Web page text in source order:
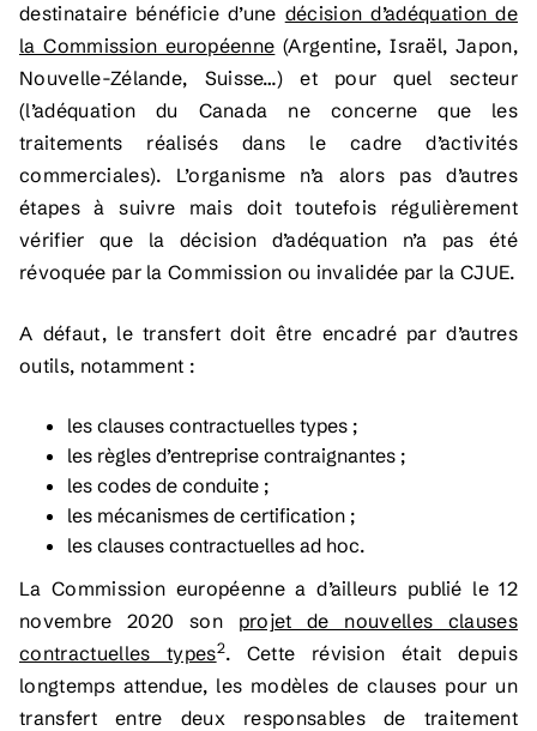
destinataire bénéficie d’une décision d’adéquation de
la Commission européenne (Argentine, Israël, Japon,
Nouvelle-Zélande, Suisse…) et pour quel secteur
(l’adéquation du Canada ne concerne que les
traitements réalisés dans le cadre d’activités
commerciales). L’organisme n’a alors pas d’autres
étapes à suivre mais doit toutefois régulièrement
vérifier que la décision d’adéquation n’a pas été
révoquée par la Commission ou invalidée par la CJUE.
A défaut, le transfert doit être encadré par d’autres
outils, notamment :
les clauses contractuelles types ;
les règles d’entreprise contraignantes ;
les codes de conduite ;
les mécanismes de certification ;
les clauses contractuelles ad hoc.
La Commission européenne a d’ailleurs publié le 12
novembre 2020 son projet de nouvelles clauses
contractuelles types2. Cette révision était depuis
longtemps attendue, les modèles de clauses pour un
transfert entre deux responsables de traitement